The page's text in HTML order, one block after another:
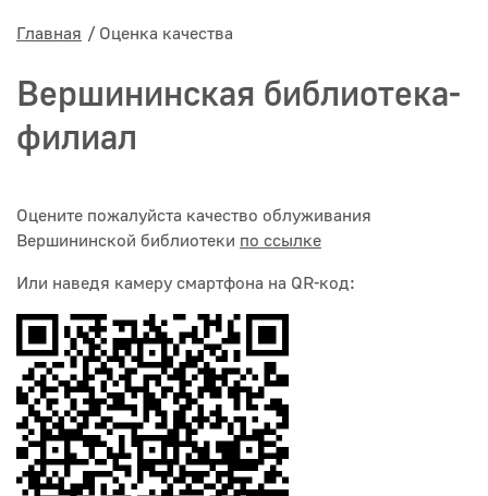
Главная Оценка качества
Вершининская библиотека-
филиал
Оцените пожалуйста качество облуживания
Вершининской библиотеки по ссылке
Или наведя камеру смартфона на QR-код: